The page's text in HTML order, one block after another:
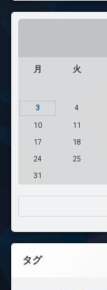
月 火
3 4
10 11
17 18
24 25
31
タグ